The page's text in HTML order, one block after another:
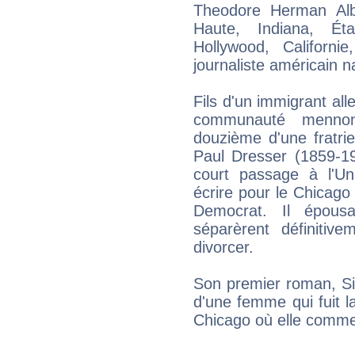
Theodore Herman
Haute, Indiana,
Hollywood,
journaliste américain
Fils d'un immigrant
communauté
douzième d'une
Paul Dresser (1859-
court passage à
écrire pour le
Democrat. Il
séparèrent
divorcer.
Son premier roman,
d'une femme qui fuit
Chicago où elle